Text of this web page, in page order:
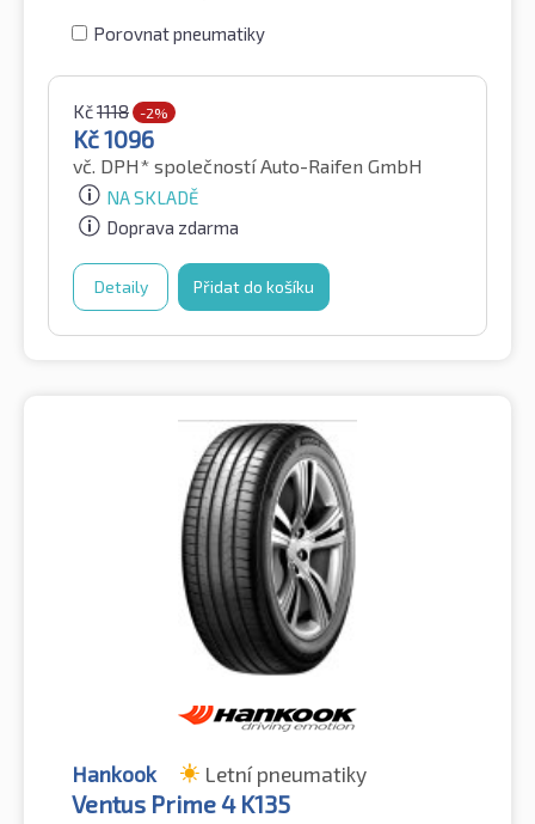
Porovnat pneumatiky
Kč1118 -2%
Kč1096
vč. DPH* společností Auto-Raifen GmbH
NA SKLADĚ
Doprava zdarma
Detaily Přidat do košíku
Hankook Letní pneumatiky
Ventus Prime 4 K135